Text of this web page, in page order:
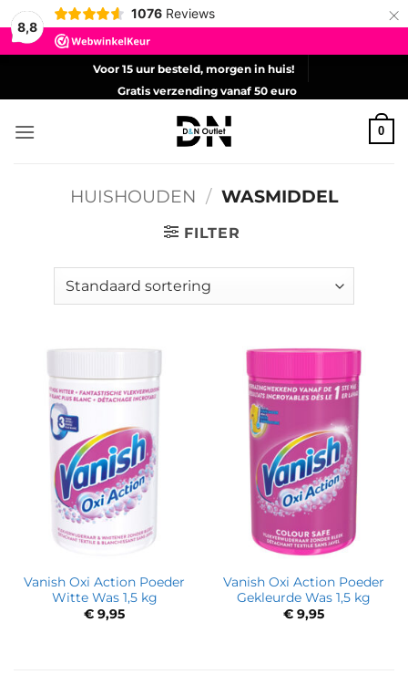
8,8
1076 Reviews ×
Voor 15 uur besteld, morgen in huis!
Gratis verzending vanaf 50 euro
0
HUISHOUDEN / WASMIDDEL
FILTER
Vanish Oxi Action Poeder
Witte Was 1,5 kg
€ 9,95
Vanish Oxi Action Poeder
Gekleurde Was 1,5 kg
€ 9,95